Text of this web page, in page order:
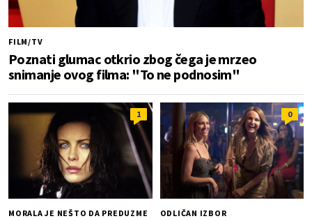
FILM/TV
Poznati glumac otkrio zbog čega je mrzeo
snimanje ovog filma: "To ne podnosim"
1
MORALA JE NEŠTO DA PREDUZME
0
ODLIČAN IZBOR